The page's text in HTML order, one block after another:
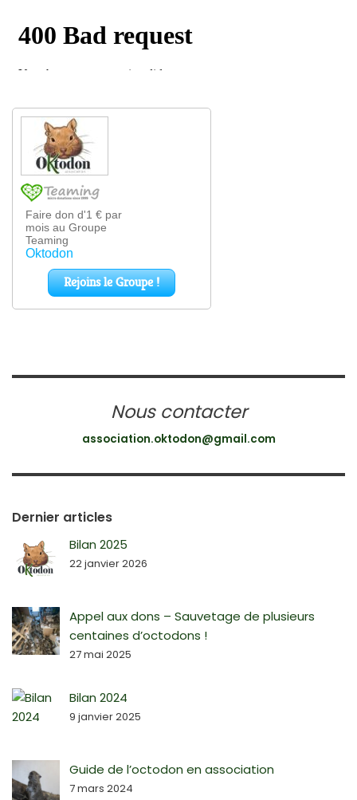
Nous contacter
association.oktodon@gmail.com
Dernier articles
Bilan 2025
22 janvier 2026
Appel aux dons – Sauvetage de plusieurs
centaines d’octodons !
27 mai 2025
Bilan 2024
9 janvier 2025
Guide de l’octodon en association
7 mars 2024